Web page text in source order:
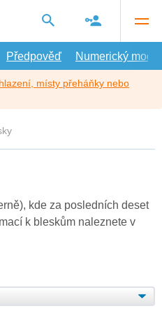
Předpověď Numerický model
místy přeháňky nebo
kde za posledních deset
k bleskům naleznete v